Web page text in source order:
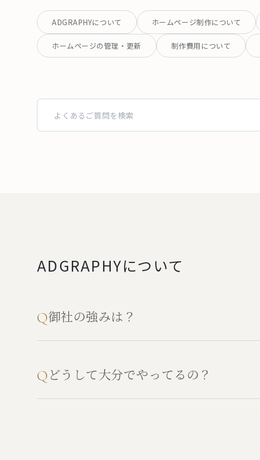
ADGRAPHYについて ホームページ制作について
ホームページの管理・更新 制作費用について
ADGRAPHYについて
Q御社の強みは？
Q どうして大分でやってるの？